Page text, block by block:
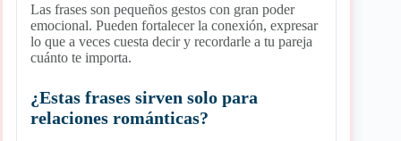
Las frases son pequeños gestos con gran poder
emocional. Pueden fortalecer la conexión, expresar
lo que a veces cuesta decir y recordarle a tu pareja
cuánto te importa.
¿Estas frases sirven solo para
relaciones románticas?